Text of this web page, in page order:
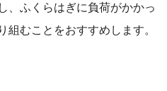
、ふくらはぎに負荷がかかっ
組むことをおすすめします。